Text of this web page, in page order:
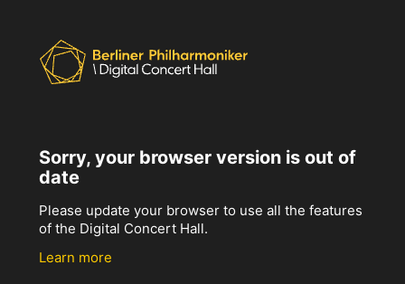
Sorry, your browser version is out of
date
Please update your browser to use all the features
of the Digital Concert Hall.
Learn more